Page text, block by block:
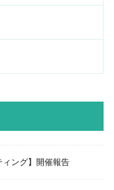
ング】開催報告